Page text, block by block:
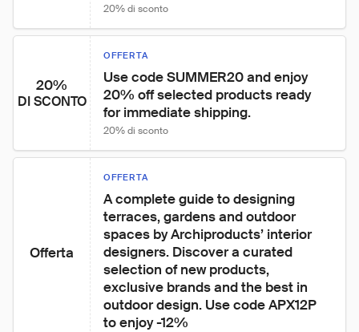
20% di sconto
20%
DI SCONTO
OFFERTA
Use code SUMMER20 and enjoy
20% off selected products ready
for immediate shipping.
20% di sconto
Offerta
OFFERTA
A complete guide to designing
terraces, gardens and outdoor
spaces by Archiproducts’ interior
designers. Discover a curated
selection of new products,
exclusive brands and the best in
outdoor design. Use code APX12P
to enjoy -12%